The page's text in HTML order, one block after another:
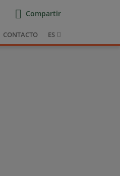
Compartir
CONTACTO ES